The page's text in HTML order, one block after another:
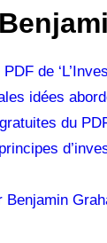
de
idées
du